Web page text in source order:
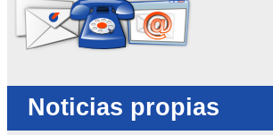
Noticias propias